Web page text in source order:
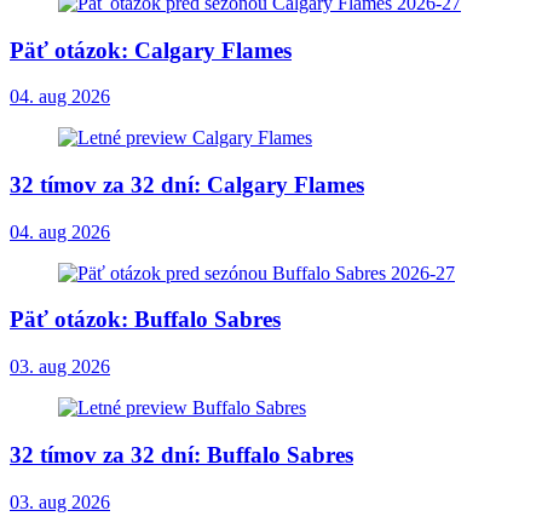
Päť otázok: Calgary Flames
04. aug 2026
32 tímov za 32 dní: Calgary Flames
04. aug 2026
Päť otázok: Buffalo Sabres
03. aug 2026
32 tímov za 32 dní: Buffalo Sabres
03. aug 2026